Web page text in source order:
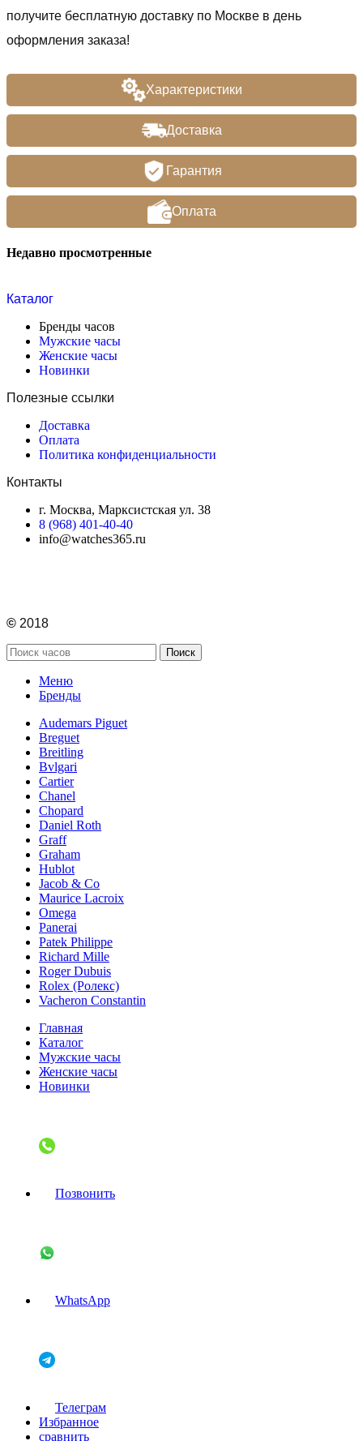
Характеристики
Доставка
Гарантия
Оплата
получите бесплатную доставку по Москве в день
оформления заказа!
Недавно просмотренные
Каталог
Бренды часов
Мужские часы
Женские часы
Новинки
Полезные ссылки
Доставка
Оплата
Политика конфиденциальности
Контакты
г. Москва, Марксистская ул. 38
8 (968) 401-40-40
info@watches365.ru
© 2018
Поиск
Меню
Бренды
Audemars Piguet
Breguet
Breitling
Bvlgari
Cartier
Chanel
Chopard
Daniel Roth
Graff
Graham
Hublot
Jacob & Co
Maurice Lacroix
Omega
Panerai
Patek Philippe
Richard Mille
Roger Dubuis
Rolex (Ролекс)
Vacheron Constantin
Главная
Каталог
Мужские часы
Женские часы
Новинки
Позвонить
WhatsApp
Телеграм
Избранное
сравнить